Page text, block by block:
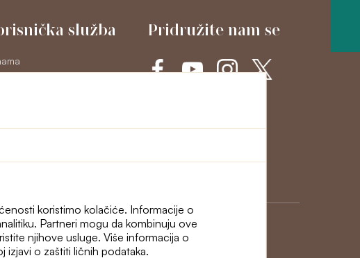
koristimo kolačiće. Informacije o
Partneri mogu da kombinuju ove
njihove usluge. Više informacija o
izjavi o zaštiti ličnih podataka.
služba Pridružite nam se